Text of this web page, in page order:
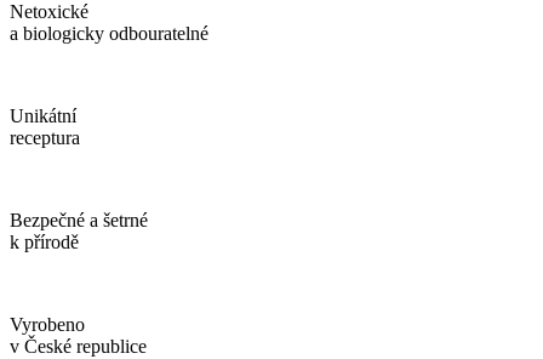
Netoxické
a biologicky odbouratelné
Unikátní
receptura
Bezpečné a šetrné
k přírodě
Vyrobeno
v České republice